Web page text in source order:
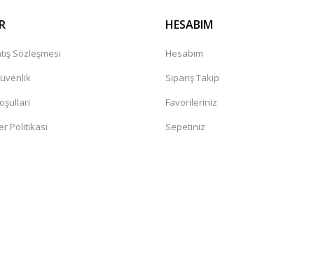
Sözleşmesi
Politikası
HESABIM
Hesabım
Sipariş Takip
Favorileriniz
Sepetiniz